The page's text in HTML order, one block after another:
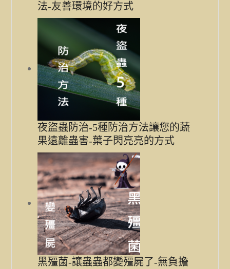
法-友善環境的好方式
夜盜蟲防治-5種防治方法讓您的蔬
果遠離蟲害-葉子閃亮亮的方式
黑殭菌-讓蟲蟲都變殭屍了-無負擔